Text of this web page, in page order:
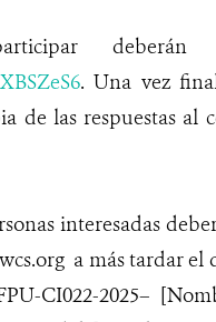
deberán
. Una vez
de las respuestas al
interesadas
a más tardar el
CI022-2025–